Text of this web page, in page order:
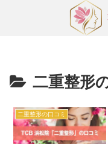
二重整形
二重整形の口コミ